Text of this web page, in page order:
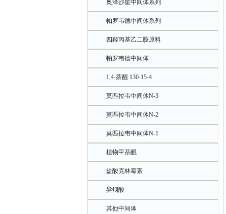
奥泽沙星中间体系列
帕罗韦德中间体系列
四羟丙基乙二胺原料
帕罗韦德中间体
1,4-萘醌 130-15-4
莫匹拉韦中间体N-3
莫匹拉韦中间体N-2
莫匹拉韦中间体N-1
植物甲萘醌
盐酸克林霉素
异烟酸
其他中间体